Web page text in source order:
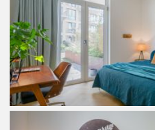
The very spacious and well-
(approximately 80 m2) is located
a combination of tiles and plants.
sun and the surroundings of the
The entire house has underfloor
with a wooden herringbone floor
bedrooms. There is an
underground garage of the apartment.